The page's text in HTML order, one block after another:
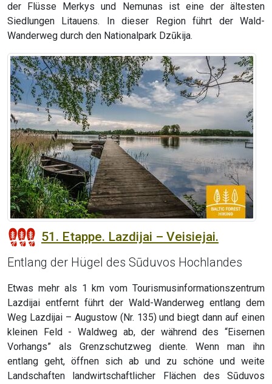
der Flüsse Merkys und Nemunas ist eine der ältesten
Siedlungen Litauens. In dieser Region führt der Wald-
Wanderweg durch den Nationalpark Dzūkija.
51. Etappe. Lazdijai – Veisiejai.
Entlang der Hügel des Sūduvos Hochlandes
Etwas mehr als 1 km vom Tourismusinformationszentrum
Lazdijai entfernt führt der Wald-Wanderweg entlang dem
Weg Lazdijai – Augustow (Nr. 135) und biegt dann auf einen
kleinen Feld - Waldweg ab, der während des “Eisernen
Vorhangs” als Grenzschutzweg diente. Wenn man ihn
entlang geht, öffnen sich ab und zu schöne und weite
Landschaften landwirtschaftlicher Flächen des Sūduvos